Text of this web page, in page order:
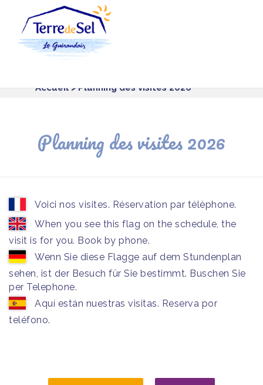
Accueil> Planning des visites 2026
Planning des visites 2026
Voici nos visites. Réservation par téléphone.
When you see this flag on the schedule, the
visit is for you. Book by phone.
Wenn Sie diese Flagge auf dem Stundenplan
sehen, ist der Besuch für Sie bestimmt. Buschen Sie
per Telephone.
Aquí están nuestras visitas. Reserva por
teléfono.
Panneau de gestion des cookies